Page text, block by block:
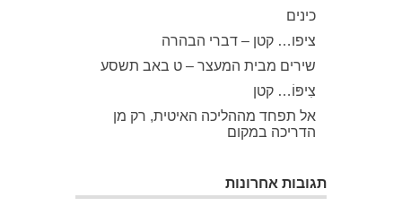
כינים
ציפו… קטן – דברי הבהרה
שירים מבית המעצר – ט באב תשסע
צִיפּוֹ… קטן
אל תפחד מההליכה האיטית, רק מן
הדריכה במקום
תגובות אחרונות